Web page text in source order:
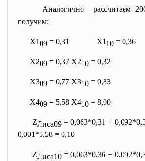
Аналогично рассчитаем
получим:
Х109 = 0,31 Х110 = 0,36
Х209 = 0,37 Х210 = 0,32
Х309 = 0,77 Х310 = 0,83
Х409 = 5,58 Х410 = 8,00
ZЛиса09= 0,063*0,31 +
0,001*5,58 = 0,10
ZЛиса10= 0,063*0,36 +